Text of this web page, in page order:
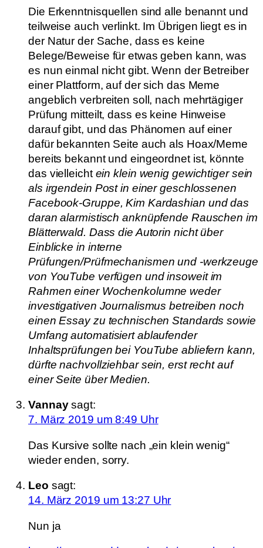
Die Erkenntnisquellen sind alle benannt und
teilweise auch verlinkt. Im Übrigen liegt es in
der Natur der Sache, dass es keine
Belege/Beweise für etwas geben kann, was
es nun einmal nicht gibt. Wenn der Betreiber
einer Plattform, auf der sich das Meme
angeblich verbreiten soll, nach mehrtägiger
Prüfung mitteilt, dass es keine Hinweise
darauf gibt, und das Phänomen auf einer
dafür bekannten Seite auch als Hoax/Meme
bereits bekannt und eingeordnet ist, könnte
das vielleicht ein klein wenig gewichtiger sein
als irgendein Post in einer geschlossenen
Facebook-Gruppe, Kim Kardashian und das
daran alarmistisch anknüpfende Rauschen im
Blätterwald. Dass die Autorin nicht über
Einblicke in interne
Prüfungen/Prüfmechanismen und -werkzeuge
von YouTube verfügen und insoweit im
Rahmen einer Wochenkolumne weder
investigativen Journalismus betreiben noch
einen Essay zu technischen Standards sowie
Umfang automatisiert ablaufender
Inhaltsprüfungen bei YouTube abliefern kann,
dürfte nachvollziehbar sein, erst recht auf
einer Seite über Medien.
Vannay sagt:
7. März 2019 um 8:49 Uhr
Das Kursive sollte nach „ein klein wenig“
wieder enden, sorry.
Leo sagt:
14. März 2019 um 13:27 Uhr
Nun ja